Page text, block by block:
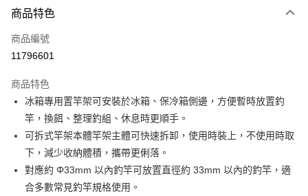
信用卡一次付款
信用卡分期付款
合作金庫商業銀行
華南商業銀行
彰化商業銀行
上海商業儲蓄銀行
台北富邦商業銀行
國泰世華商業銀行
兆豐國際商業銀行
臺灣中小企業銀行
匯豐（台灣）商業銀行
華泰商業銀行
聯邦商業銀行
遠東國際商業銀行
元大商業銀行
超商取貨付款
Apple Pay
街口支付
悠遊付
商品特色
商品編號
11796601
商品特色
冰箱專用置竿架可安裝於冰箱、保冷箱側邊，方便暫時放置釣
竿，換餌、整理釣組、休息時更順手。
可拆式竿架本體竿架主體可快速拆卸，使用時裝上，不使用時取
下，減少收納體積，攜帶更俐落。
對應約 Φ33mm 以內釣竿可放置直徑約 33mm 以內的釣竿，適
合多數常見釣竿規格使用。